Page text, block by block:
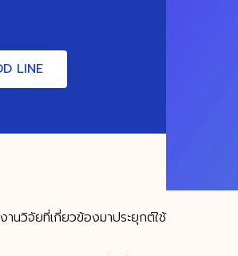
LINE
นวิจัยที่เกี่ยวข้องมาประยุกต์ใช้